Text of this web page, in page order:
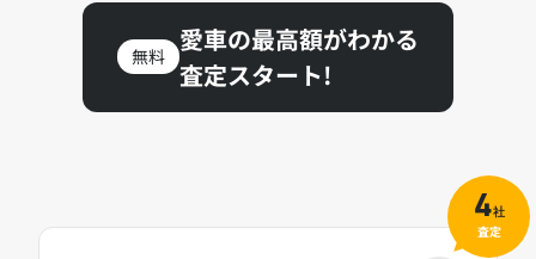
無料
愛車の最高額がわかる
査定スタート!
4社
査定